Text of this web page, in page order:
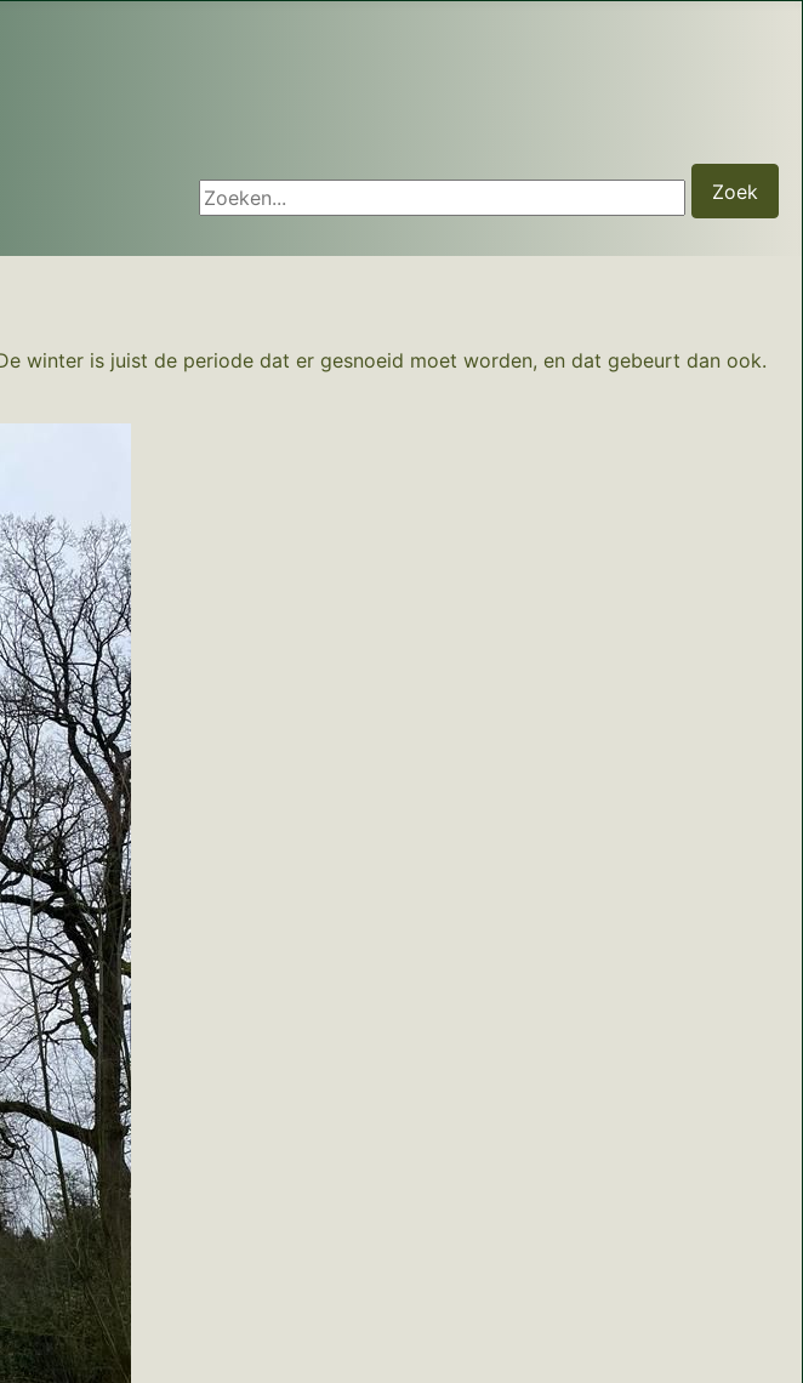
Zoeken...
Zoek
winter is juist de periode dat er gesnoeid moet worden, en dat gebeurt dan ook.